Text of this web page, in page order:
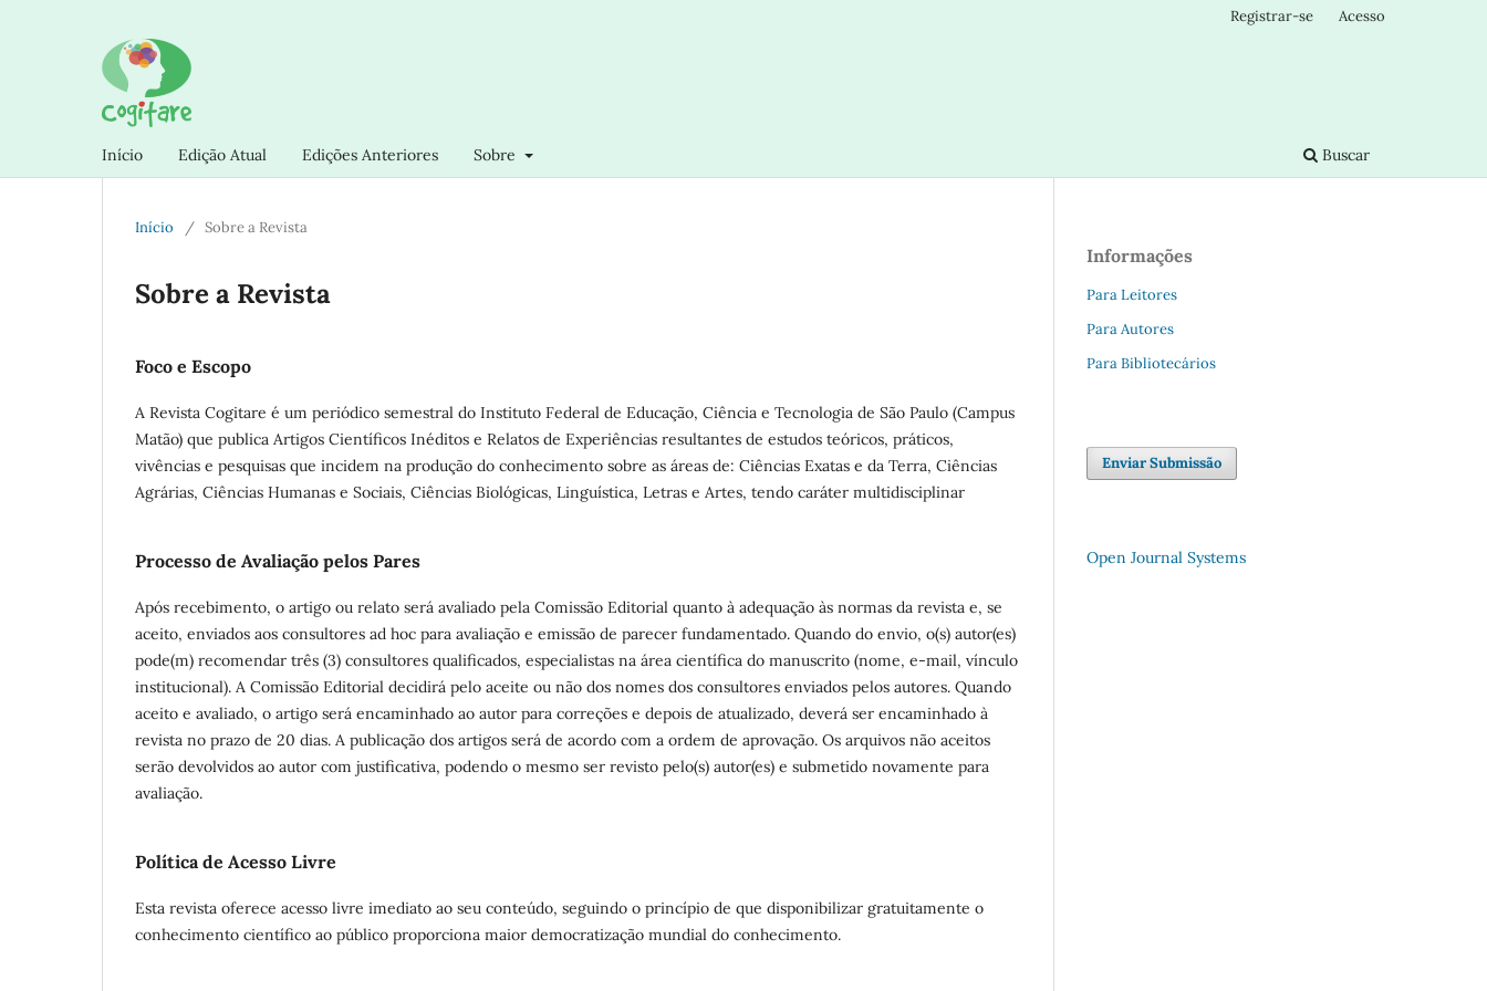
Início Edição Atual Edições Anteriores Sobre Buscar
Registrar-se Acesso
Início / Sobre a Revista
Sobre a Revista
Foco e Escopo
A Revista Cogitare é um periódico semestral do Instituto Federal de Educação, Ciência e Tecnologia de São Paulo (Campus
Matão) que publica Artigos Científicos Inéditos e Relatos de Experiências resultantes de estudos teóricos, práticos,
vivências e pesquisas que incidem na produção do conhecimento sobre as áreas de: Ciências Exatas e da Terra, Ciências
Agrárias, Ciências Humanas e Sociais, Ciências Biológicas, Linguística, Letras e Artes, tendo caráter multidisciplinar
Processo de Avaliação pelos Pares
Após recebimento, o artigo ou relato será avaliado pela Comissão Editorial quanto à adequação às normas da revista e, se
aceito, enviados aos consultores ad hoc para avaliação e emissão de parecer fundamentado. Quando do envio, o(s) autor(es)
pode(m) recomendar três (3) consultores qualificados, especialistas na área científica do manuscrito (nome, e-mail, vínculo
institucional). A Comissão Editorial decidirá pelo aceite ou não dos nomes dos consultores enviados pelos autores. Quando
aceito e avaliado, o artigo será encaminhado ao autor para correções e depois de atualizado, deverá ser encaminhado à
revista no prazo de 20 dias. A publicação dos artigos será de acordo com a ordem de aprovação. Os arquivos não aceitos
serão devolvidos ao autor com justificativa, podendo o mesmo ser revisto pelo(s) autor(es) e submetido novamente para
avaliação.
Política de Acesso Livre
Esta revista oferece acesso livre imediato ao seu conteúdo, seguindo o princípio de que disponibilizar gratuitamente o
conhecimento científico ao público proporciona maior democratização mundial do conhecimento.
Informações
Para Leitores
Para Autores
Para Bibliotecários
Enviar Submissão
Open Journal Systems